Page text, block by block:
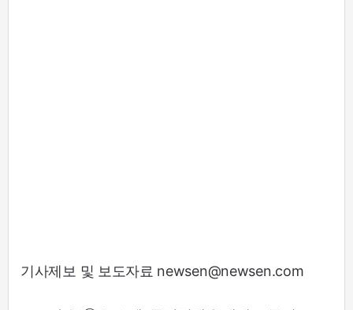
기사제보 및 보도자료 newsen@newsen.com